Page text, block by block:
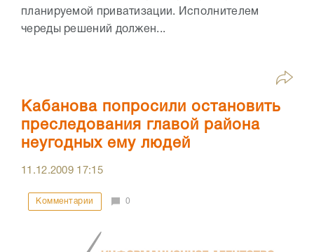
планируемой приватизации. Исполнителем
череды решений должен...
Кабанова попросили остановить
преследования главой района
неугодных ему людей
11.12.2009 17:15
Комментарии 0